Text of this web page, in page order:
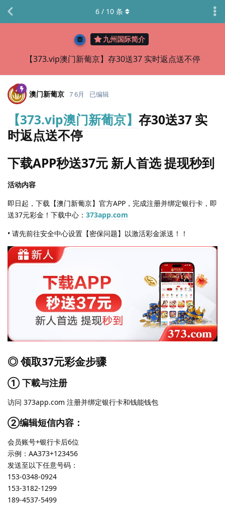
九州国际简介
【373.vip澳门新葡京】存30送37 实时返点送不停
6 / 10 条
澳门新葡京 7 6月 已编辑
【373.vip澳门新葡京】 存30送37 实
时返点送不停
下载APP秒送37元 新人首选 提现秒到
活动内容
即日起，下载【澳门新葡京】官方APP，完成注册并绑定银行卡，即
送37元彩金！下载中心： 373app.com
• 请先前往安全中心设置【密保问题】以激活彩金派送！！
◎ 领取37元彩金步骤
① 下載与注册
访问 373app.com 注册并绑定银行卡和钱能钱包
②编辑短信内容：
会员账号+银行卡后6位
示例：AA373+123456
发送至以下任意号码：
153-0348-0924
153-3182-1299
189-4537-5499